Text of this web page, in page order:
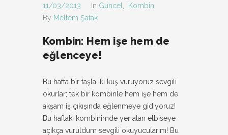
11/03/2013 In Güncel
Kombin
By Meltem Şafak
Kombin: Hem işe hem de
eğlenceye!
Bu hafta bir taşla iki kuş vuruyoruz sevgili
okurlar; tek bir kombinle hem işe hem de
akşam iş çıkışında eğlenmeye gidiyoruz!
Bu haftaki kombinimde yer alan elbiseye
açıkça vuruldum sevgili okuyucularım! Bu